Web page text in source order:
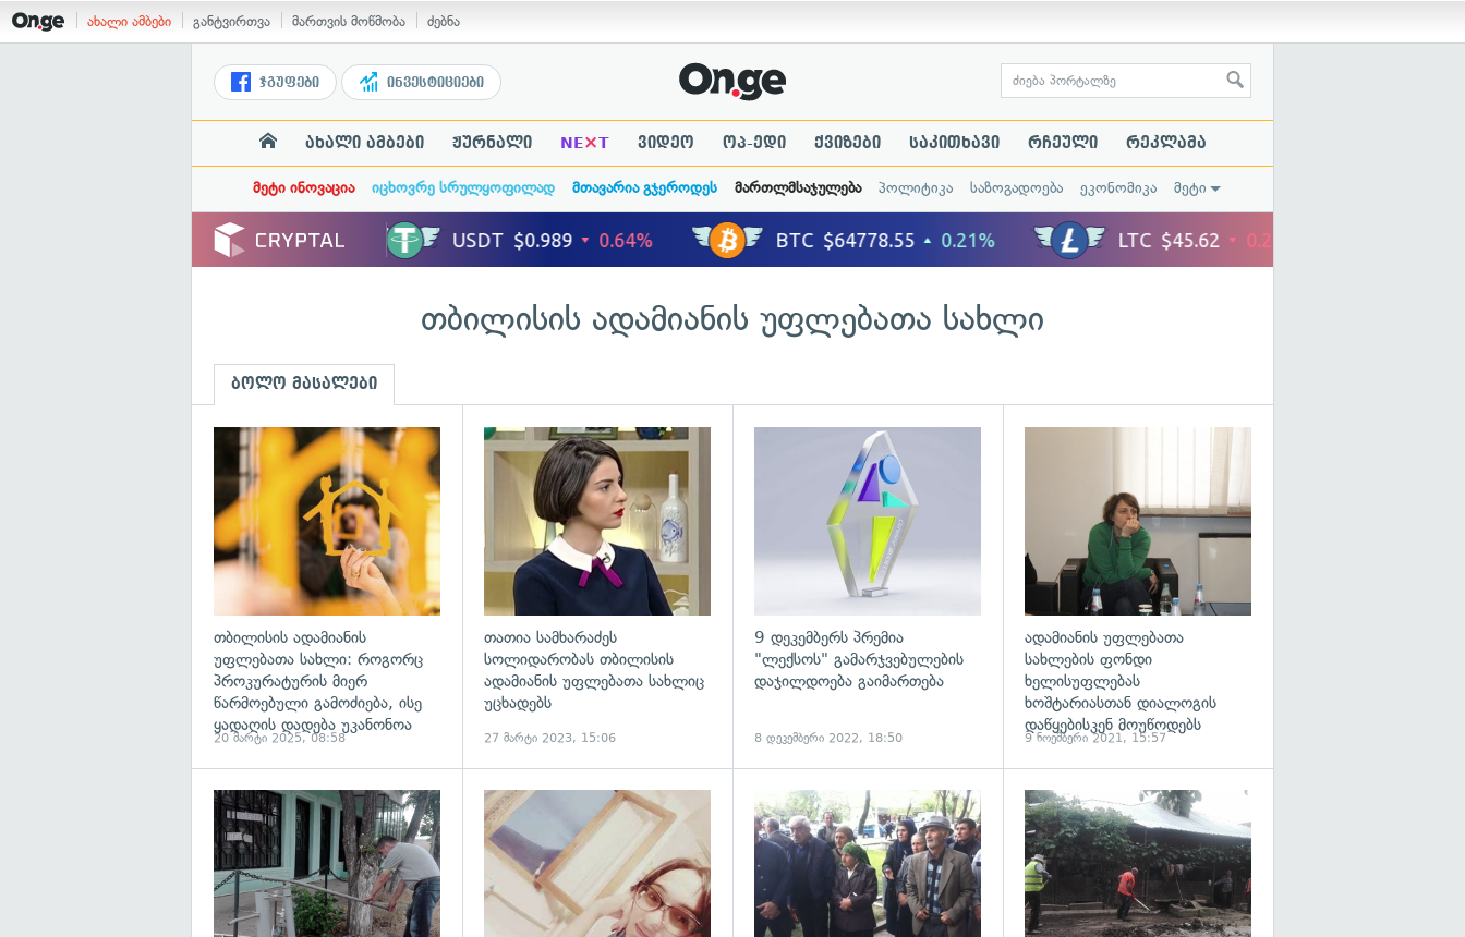
ახალი ამბები განტვირთვა მართვის მოწმობა ძებნა
ჯგუფები ინვესტიციები
ახალი ამბები ჟურნალი NE×T ვიდეო ოპ-ედი ქვიზები საკითხავი რჩეული რეკლამა
მეტი ინოვაცია იცხოვრე სრულყოფილად მთავარია გჯეროდეს მართლმსაჯულება პოლიტიკა საზოგადოება ეკონომიკა მეტი
თბილისის ადამიანის უფლებათა სახლი
ბოლო მასალები
გადახედვა
თბილისის ადამიანის
უფლებათა სახლი: როგორც
პროკურატურის მიერ
წარმოებული გამოძიება, ისე
ყადაღის დადება უკანონოა
20 მარტი 2025, 08:58
თათია სამხარაძეს
სოლიდარობას თბილისის
ადამიანის უფლებათა სახლიც
უცხადებს
27 მარტი 2023, 15:06
9 დეკემბერს პრემია
"ლექსოს" გამარჯვებულების
დაჯილდოება გაიმართება
8 დეკემბერი 2022, 18:50
ადამიანის უფლებათა
სახლების ფონდი
ხელისუფლებას
ხოშტარიასთან დიალოგის
დაწყებისკენ მოუწოდებს
9 ნოემბერი 2021, 15:57